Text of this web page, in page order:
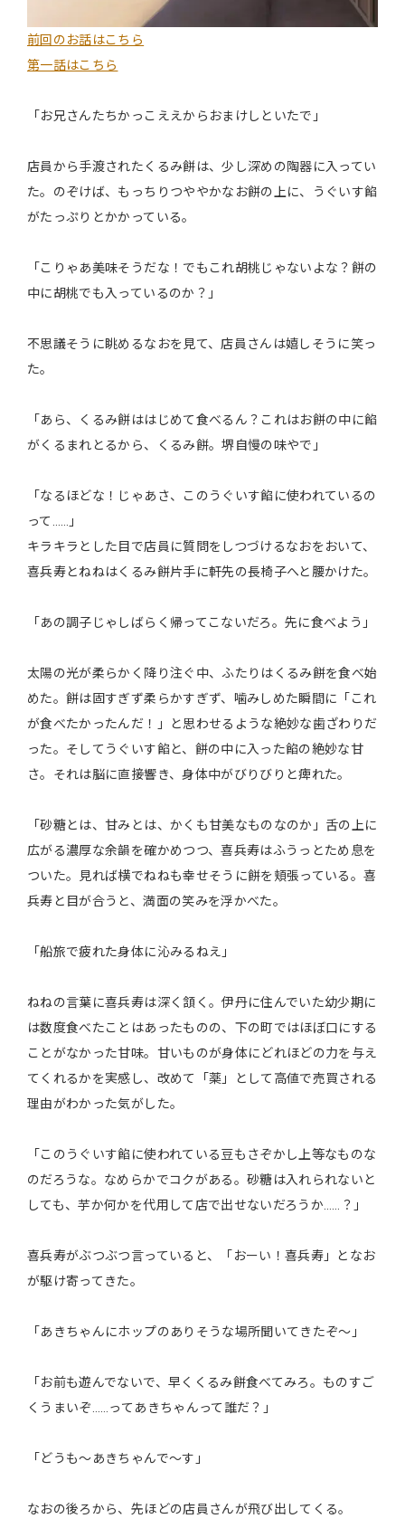
前回のお話はこちら
第一話はこちら
「お兄さんたちかっこええからおまけしといたで」
店員から手渡されたくるみ餅は、少し深めの陶器に入ってい
た。のぞけば、もっちりつややかなお餅の上に、うぐいす餡
がたっぷりとかかっている。
「こりゃあ美味そうだな！でもこれ胡桃じゃないよな？餅の
中に胡桃でも入っているのか？」
不思議そうに眺めるなおを見て、店員さんは嬉しそうに笑っ
た。
「あら、くるみ餅ははじめて食べるん？これはお餅の中に餡
がくるまれとるから、くるみ餅。堺自慢の味やで」
「なるほどな！じゃあさ、このうぐいす餡に使われているの
って……」
キラキラとした目で店員に質問をしつづけるなおをおいて、
喜兵寿とねねはくるみ餅片手に軒先の長椅子へと腰かけた。
「あの調子じゃしばらく帰ってこないだろ。先に食べよう」
太陽の光が柔らかく降り注ぐ中、ふたりはくるみ餅を食べ始
めた。餅は固すぎず柔らかすぎず、噛みしめた瞬間に「これ
が食べたかったんだ！」と思わせるような絶妙な歯ざわりだ
った。そしてうぐいす餡と、餅の中に入った餡の絶妙な甘
さ。それは脳に直接響き、身体中がびりびりと痺れた。
「砂糖とは、甘みとは、かくも甘美なものなのか」舌の上に
広がる濃厚な余韻を確かめつつ、喜兵寿はふうっとため息を
ついた。見れば横でねねも幸せそうに餅を頬張っている。喜
兵寿と目が合うと、満面の笑みを浮かべた。
「船旅で疲れた身体に沁みるねえ」
ねねの言葉に喜兵寿は深く頷く。伊丹に住んでいた幼少期に
は数度食べたことはあったものの、下の町ではほぼ口にする
ことがなかった甘味。甘いものが身体にどれほどの力を与え
てくれるかを実感し、改めて「薬」として高値で売買される
理由がわかった気がした。
「このうぐいす餡に使われている豆もさぞかし上等なものな
のだろうな。なめらかでコクがある。砂糖は入れられないと
しても、芋か何かを代用して店で出せないだろうか……？」
喜兵寿がぶつぶつ言っていると、「おーい！喜兵寿」となお
が駆け寄ってきた。
「あきちゃんにホップのありそうな場所聞いてきたぞ～」
「お前も遊んでないで、早くくるみ餅食べてみろ。ものすご
くうまいぞ……ってあきちゃんって誰だ？」
「どうも～あきちゃんで～す」
なおの後ろから、先ほどの店員さんが飛び出してくる。